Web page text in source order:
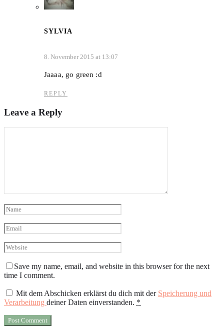
SYLVIA
8. November 2015 at 13:07
Jaaaa, go green :d
REPLY
Leave a Reply
Save my name, email, and website in this browser for the next
time I comment.
Mit dem Abschicken erklärst du dich mit der Speicherung und
Verarbeitung deiner Daten einverstanden. *